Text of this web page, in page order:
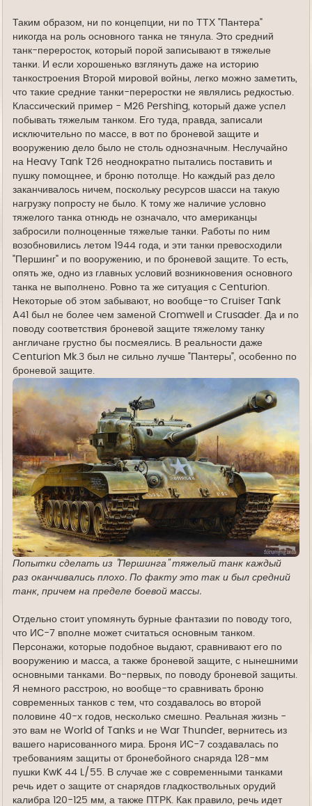
Таким образом, ни по концепции, ни по ТТХ "Пантера"
никогда на роль основного танка не тянула. Это средний
танк-переросток, который порой записывают в тяжелые
танки. И если хорошенько взглянуть даже на историю
танкостроения Второй мировой войны, легко можно заметить,
что такие средние танки-переростки не являлись редкостью.
Классический пример - M26 Pershing, который даже успел
побывать тяжелым танком. Его туда, правда, записали
исключительно по массе, в вот по броневой защите и
вооружению дело было не столь однозначным. Неслучайно
на Heavy Tank T26 неоднократно пытались поставить и
пушку помощнее, и броню потолще. Но каждый раз дело
заканчивалось ничем, поскольку ресурсов шасси на такую
нагрузку попросту не было. К тому же наличие условно
тяжелого танка отнюдь не означало, что американцы
забросили полноценные тяжелые танки. Работы по ним
возобновились летом 1944 года, и эти танки превосходили
"Першинг" и по вооружению, и по броневой защите. То есть,
опять же, одно из главных условий возникновения основного
танка не выполнено. Ровно та же ситуация с Centurion.
Некоторые об этом забывают, но вообще-то Cruiser Tank
A41 был не более чем заменой Cromwell и Crusader. Да и по
поводу соответствия броневой защите тяжелому танку
англичане грустно бы посмеялись. В реальности даже
Centurion Mk.3 был не сильно лучше "Пантеры", особенно по
броневой защите.
Попытки сделать из "Першинга" тяжелый танк каждый
раз оканчивались плохо. По факту это так и был средний
танк, причем на пределе боевой массы.
Отдельно стоит упомянуть бурные фантазии по поводу того,
что ИС-7 вполне может считаться основным танком.
Персонажи, которые подобное выдают, сравнивают его по
вооружению и масса, а также броневой защите, с нынешними
основными танками. Во-первых, по поводу броневой защиты.
Я немного расстрою, но вообще-то сравнивать броню
современных танков с тем, что создавалось во второй
половине 40-х годов, несколько смешно. Реальная жизнь -
это вам не World of Tanks и не War Thunder, вернитесь из
вашего нарисованного мира. Броня ИС-7 создавалась по
требованиям защиты от бронебойного снаряда 128-мм
пушки KwK 44 L/55. В случае же с современными танками
речь идет о защите от снарядов гладкоствольных орудий
калибра 120-125 мм, а также ПТРК. Как правило, речь идет